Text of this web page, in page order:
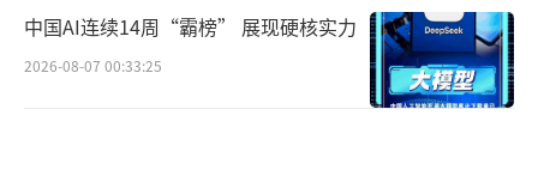
中国AI连续14周“霸榜” 展现硬核实力
2026-08-07 00:33:25